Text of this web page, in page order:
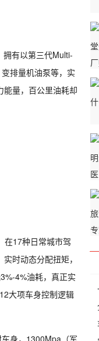
有以第三代Multi-
排量机油泵等，实
能量，百公里油耗却
在17种日常城市驾
时动态分配扭矩，
4%油耗，真正实
大项车身控制逻辑
身，1300Mpa（军